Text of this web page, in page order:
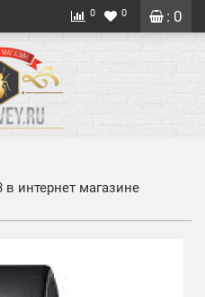
: 0
0 0
в интернет магазине